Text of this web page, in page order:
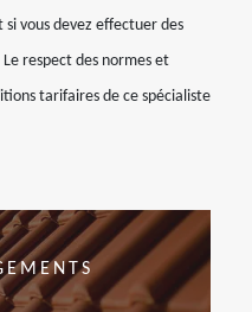
vous devez effectuer des
respect des normes et
tarifaires de ce spécialiste